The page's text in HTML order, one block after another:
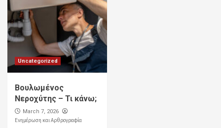
Uncategorized
Βουλωμένος
Νεροχύτης – Τι κάνω;
March 7, 2026
Ενημέρωση και Αρθρογραφία